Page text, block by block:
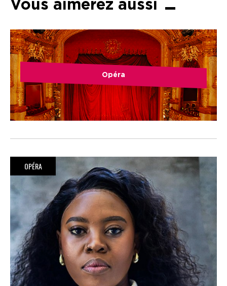
Vous aimerez aussi
Opéra
OPÉRA